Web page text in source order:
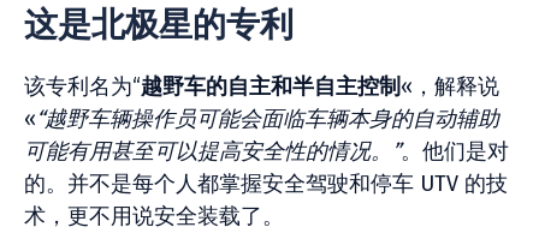
这是北极星的专利
该专利名为“越野车的自主和半自主控制 «，解释说
«“越野车辆操作员可能会面临车辆本身的自动辅助
可能有用甚至可以提高安全性的情况。”。他们是对
的。并不是每个人都掌握安全驾驶和停车 UTV 的技
术，更不用说安全装载了。